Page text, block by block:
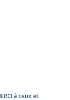
à ceux et